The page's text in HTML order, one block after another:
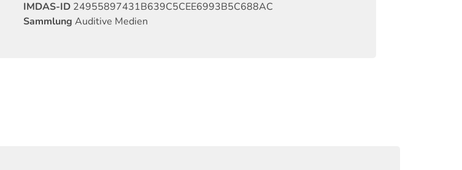
IMDAS-ID 24955897431B639C5CEE6993B5C688AC
Sammlung Auditive Medien